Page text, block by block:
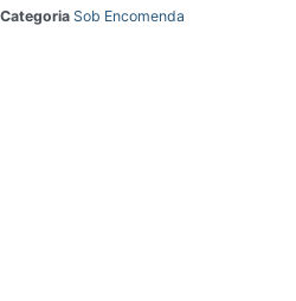
Categoria Sob Encomenda